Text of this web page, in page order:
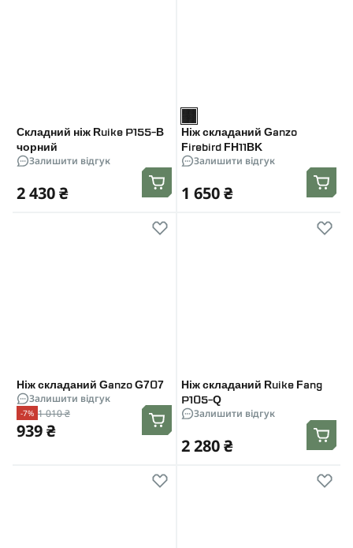
Складний ніж Ruike P155-B
чорний
Залишити відгук
2 430 ₴
Ніж складаний Ganzo
Firebird FH11BK
Залишити відгук
1 650 ₴
Ніж складаний Ganzo G707
Залишити відгук
-7% 1 010 ₴
939 ₴
Ніж складаний Ruike Fang
P105-Q
Залишити відгук
2 280 ₴